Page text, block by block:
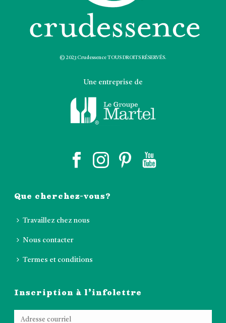
© 2023 Crudessence TOUS DROITS RÉSERVÉS.
Une entreprise de
Que cherchez-vous?
Travaillez chez nous
Nous contacter
Termes et conditions
Inscription à l’infolettre